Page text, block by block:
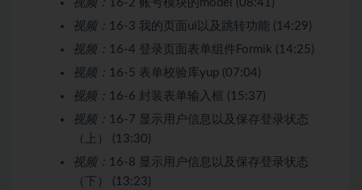
视频： 16-2 账号模块的model (08:41)
视频： 16-3 我的页面ui以及跳转功能 (14:29)
视频： 16-4 登录页面表单组件Formik (14:25)
视频： 16-5 表单校验库yup (07:04)
视频： 16-6 封装表单输入框 (15:37)
视频： 16-7 显示用户信息以及保存登录状态
（上） (13:30)
视频： 16-8 显示用户信息以及保存登录状态
（下） (13:23)